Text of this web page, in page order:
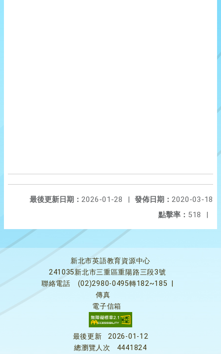
發佈日期： 2020-03-18
最後更新日期： 2026-01-28
|
點擊率： 518 |
新北市英語教育資源中心
241035新北市三重區重陽路三段3號
聯絡電話
(02)2980-0495轉182~185
傳真
電子信箱
最後更新
2026-01-12
總瀏覽人次
4441824